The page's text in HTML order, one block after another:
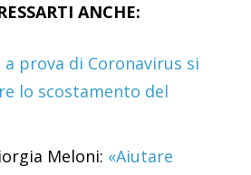
ANCHE:
a prova di Coronavirus si
lo scostamento del
Meloni: «Aiutare